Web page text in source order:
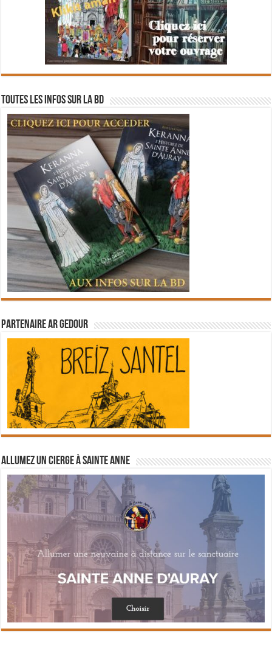
Toutes les infos sur la BD
Partenaire Ar Gedour
Allumez un cierge à Sainte Anne